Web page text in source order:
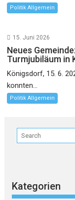
Politik Allgemein
15. Juni 2026
Neues
Turmjubiläum in
Königsdorf, 15. 6.
konnten...
Politik Allgemein
Kategorien